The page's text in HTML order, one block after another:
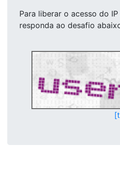
Para liberar o acesso do IP
responda ao desafio